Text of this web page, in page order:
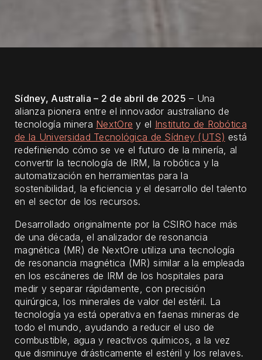
Sídney, Australia – 2 de abril de 2025 – Una
alianza pionera entre el innovador australiano de
tecnología minera NextOre y el Instituto de Robótica
de la Universidad Tecnológica de Sídney (UTS) está
redefiniendo cómo se ve el futuro de la minería, al
convertir la tecnología de IRM, la robótica y la
automatización en herramientas para la
sostenibilidad, la eficiencia y el desarrollo del talento
en el sector de los recursos.
Desarrollado originalmente por la CSIRO hace más
de una década, el analizador de resonancia
magnética (MR) de NextOre utiliza una tecnología
de resonancia magnética (MR) similar a la empleada
en los escáneres de IRM de los hospitales para
medir y separar rápidamente, con precisión
quirúrgica, los minerales de valor del estéril. La
tecnología ya está operativa en faenas mineras de
todo el mundo, ayudando a reducir el uso de
combustible, agua y reactivos químicos, a la vez
que disminuye drásticamente el estéril y los relaves.